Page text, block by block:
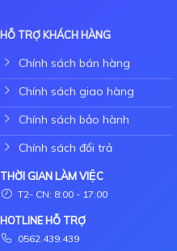
HỖ TRỢ KHÁCH HÀNG
Chính sách bán hàng
Chính sách giao hàng
Chính sách bảo hành
Chính sách đổi trả
THỜI GIAN LÀM VIỆC
T2- CN: 8:00 - 17:00
HOTLINE HỖ TRỢ
0562.439.439